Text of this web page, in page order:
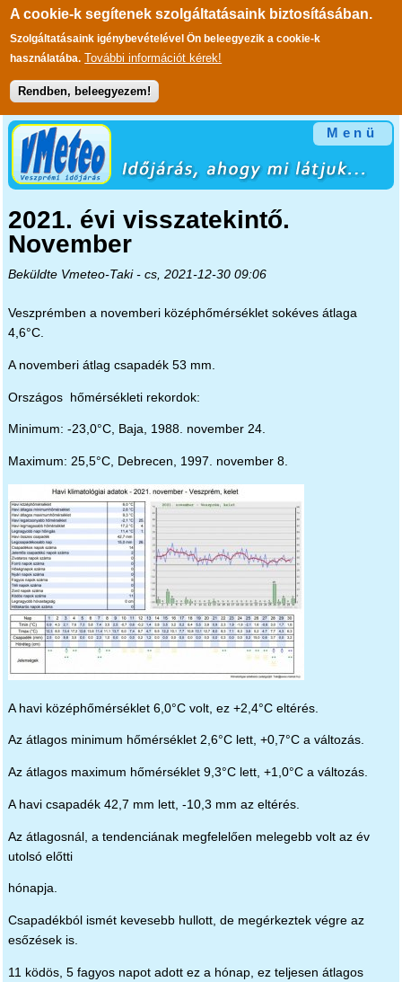
A cookie-k segítenek szolgáltatásaink biztosításában.
Szolgáltatásaink igénybevételével Ön beleegyezik a cookie-k
használatába. További információt kérek!
Rendben, beleegyezem!
Ugrás a tartalomra
Menü
2021. évi visszatekintő.
November
Beküldte Vmeteo-Taki- cs, 2021-12-30 09:06
Veszprémben a novemberi középhőmérséklet sokéves átlaga
4,6°C.
A novemberi átlag csapadék 53 mm.
Országos hőmérsékleti rekordok:
Minimum: -23,0°C, Baja, 1988. november 24.
Maximum: 25,5°C, Debrecen, 1997. november 8.
A havi középhőmérséklet 6,0°C volt, ez +2,4°C eltérés.
Az átlagos minimum hőmérséklet 2,6°C lett, +0,7°C a változás.
Az átlagos maximum hőmérséklet 9,3°C lett, +1,0°C a változás.
A havi csapadék 42,7 mm lett, -10,3 mm az eltérés.
Az átlagosnál, a tendenciának megfelelően melegebb volt az év
utolsó előtti
hónapja.
Csapadékból ismét kevesebb hullott, de megérkeztek végre az
esőzések is.
11 ködös, 5 fagyos napot adott ez a hónap, ez teljesen átlagos